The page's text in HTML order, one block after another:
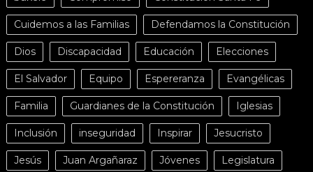
Cuidemos a las Familias Defendamos la Constitución
Dios Discapacidad Educación Elecciones
El Salvador Equipo Espereranza Evangélicas
Familia Guardianes de la Constitución Iglesias
Inclusión inseguridad Inspirar Jesucristo
Jesús Juan Argañaraz Jóvenes Legislatura